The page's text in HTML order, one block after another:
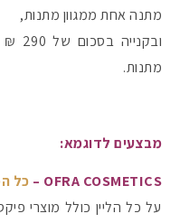
מתנה אחת ממגוון מתנות,
מתנות.
מבצעים לדוגמא:
OFRA COSMETICS –
כל
על כל הליין כולל מוצרי